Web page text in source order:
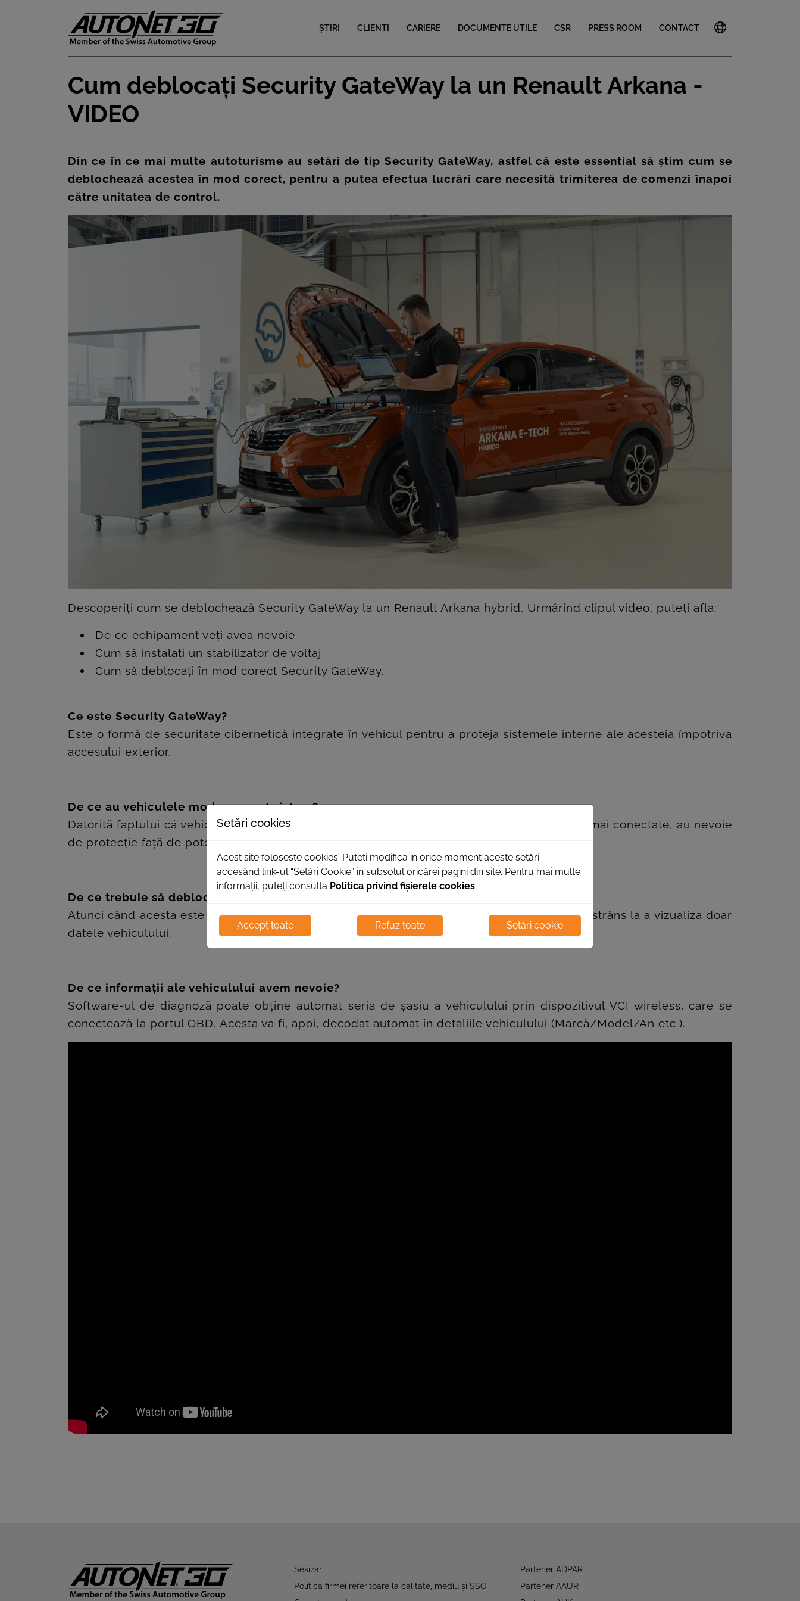
CARIERE
DOCUMENTE
ȘTIRI CLIENTI CARIERE DOCUMENTE UTILE CSR PRESS ROOM CONTACT
Cum deblocați Security GateWay la un Renault Arkana -
VIDEO
Din ce în ce mai multe autoturisme au setări de tip Security GateWay, astfel că este essential să știm cum se
deblochează acestea în mod corect, pentru a putea efectua lucrări care necesită trimiterea de comenzi înapoi
către unitatea de control.
Descoperiți cum se deblochează Security GateWay la un Renault Arkana hybrid. Urmărind clipul video, puteți afla:
De ce echipament veți avea nevoie
Cum să instalați un stabilizator de voltaj
Cum să deblocați în mod corect Security GateWay.
Ce este Security GateWay?
Este o formă de securitate cibernetică integrate în vehicul pentru a proteja sistemele interne ale acesteia împotriva
accesului exterior.
De ce au vehiculele modern acest sistem?
Datorită faptului că vehiculele de azi sunt dirijate din ce în ce mai mult de software și sunt mai conectate, au nevoie
de protecție față de potențiale atacuri cibernetice.
De ce trebuie să deblocăm Security GateWay?
Atunci când acesta este blocat, nu putem șterge coduri de eroare. Accesul nostrum este restrâns la a vizualiza doar
datele vehiculului.
De ce informații ale vehiculului avem nevoie?
Software-ul de diagnoză poate obține automat seria de șasiu a vehiculului prin dispozitivul VCI wireless, care se
conectează la portul OBD. Acesta va fi, apoi, decodat automat în detaliile vehiculului (Marcă/Model/An etc.).
Sesizari
Politica firmei referitoare la calitate, mediu şi SSO
Partener ADPAR
Partener AAUR
Setări cookies
Acest site foloseste cookies. Puteti modifica in orice moment aceste setări
accesând link-ul “Setări Cookie” in subsolul oricărei pagini din site. Pentru mai multe
informații, puteți consulta Politica privind fișierele cookies
Accept toate Refuz toate Setări cookie